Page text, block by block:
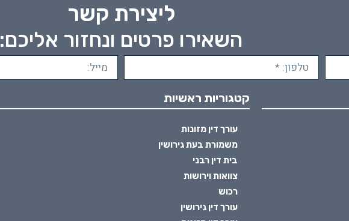
ליצירת קשר
השאירו פרטים ונחזור אליכם:
קטגוריות ראשיות
עורך דין מזונות
משמורת בעת גירושין
בית דין רבני
צוואות וירושות
רכוש
עורך דין גירושין